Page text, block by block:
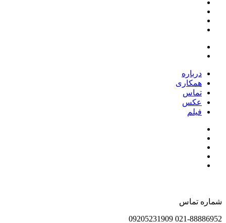
درباره
همکاری
تماس
عکس
فیلم
شماره تماس
021-88886952 09205231909